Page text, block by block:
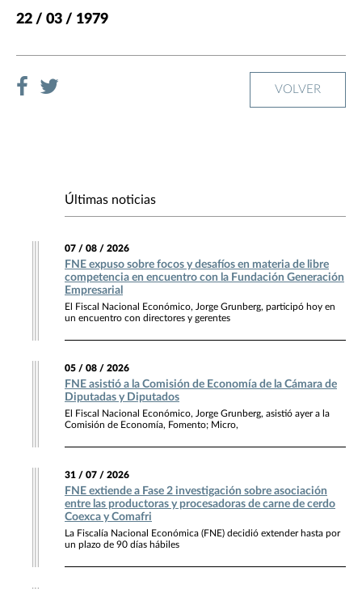
22 / 03 / 1979
VOLVER
Últimas noticias
07 / 08 / 2026
FNE expuso sobre focos y desafíos en materia de libre
competencia en encuentro con la Fundación Generación
Empresarial
El Fiscal Nacional Económico, Jorge Grunberg, participó hoy en
un encuentro con directores y gerentes
05 / 08 / 2026
FNE asistió a la Comisión de Economía de la Cámara de
Diputadas y Diputados
El Fiscal Nacional Económico, Jorge Grunberg, asistió ayer a la
Comisión de Economía, Fomento; Micro,
31 / 07 / 2026
FNE extiende a Fase 2 investigación sobre asociación
entre las productoras y procesadoras de carne de cerdo
Coexca y Comafri
La Fiscalía Nacional Económica (FNE) decidió extender hasta por
un plazo de 90 días hábiles